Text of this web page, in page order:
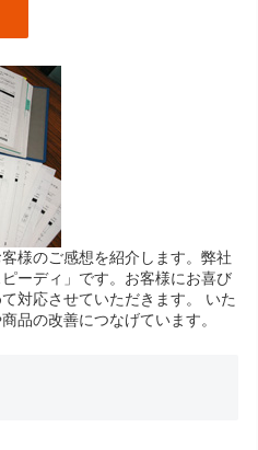
様のご感想を紹介します。弊社
ーディ」です。お客様にお喜び
対応させていただきます。 いた
品の改善につなげています。